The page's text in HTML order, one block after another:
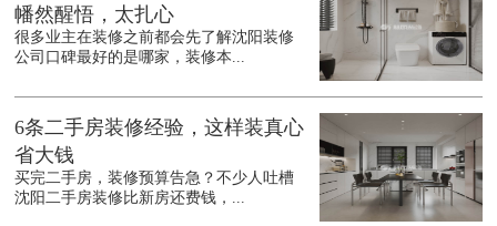
幡然醒悟，太扎心
很多业主在装修之前都会先了解沈阳装修
公司口碑最好的是哪家，装修本...
6条二手房装修经验，这样装真心
省大钱
买完二手房，装修预算告急？不少人吐槽
沈阳二手房装修比新房还费钱，...